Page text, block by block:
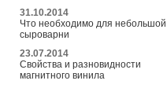
31.10.2014
Что необходимо для небольшой
сыроварни
23.07.2014
Свойства и разновидности
магнитного винила